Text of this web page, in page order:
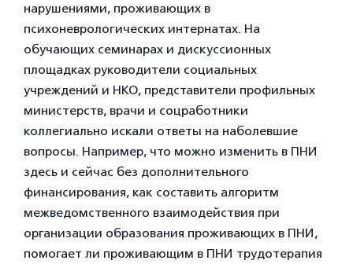
нарушениями, проживающих в
психоневрологических интернатах. На
обучающих семинарах и дискуссионных
площадках руководители социальных
учреждений и НКО, представители профильных
министерств, врачи и соцработники
коллегиально искали ответы на наболевшие
вопросы. Например, что можно изменить в ПНИ
здесь и сейчас без дополнительного
финансирования, как составить алгоритм
межведомственного взаимодействия при
организации образования проживающих в ПНИ,
помогает ли проживающим в ПНИ трудотерапия